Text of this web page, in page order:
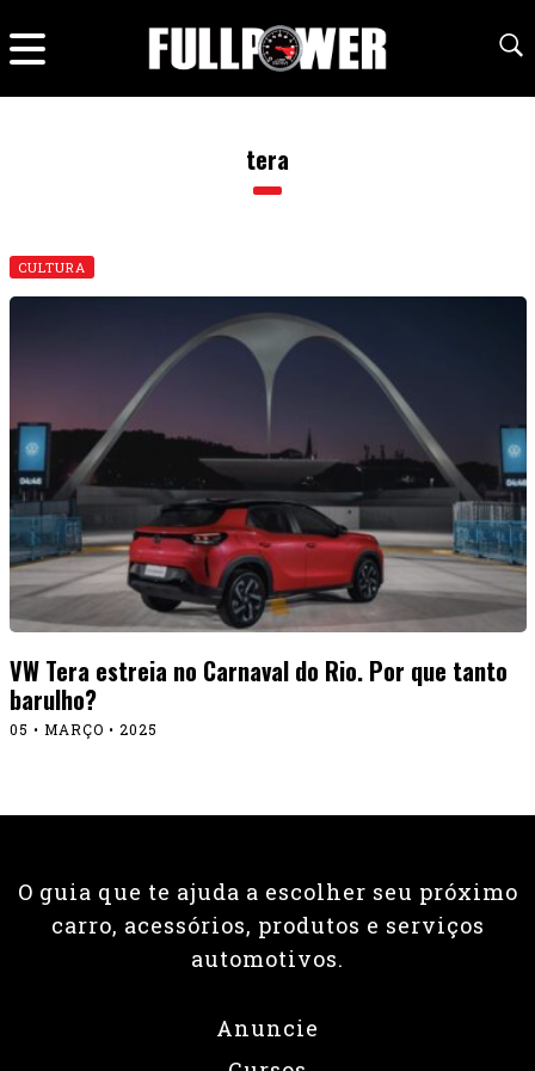
tera
CULTURA
VW Tera estreia no Carnaval do Rio. Por que tanto
barulho?
05 • MARÇO • 2025
O guia que te ajuda a escolher seu próximo
carro, acessórios, produtos e serviços
automotivos.
Anuncie